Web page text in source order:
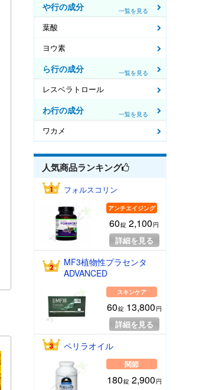
や行の成分 一覧を見る
葉酸
ヨウ素
ら行の成分 一覧を見る
レスベラトロール
わ行の成分 一覧を見る
ワカメ
人気商品ランキング
フォルスコリン
アンチエイジング
60錠 2,100 円
詳細を見る
MF3植物性プラセンタ
ADVANCED
スキンケア
60錠13,800 円
詳細を見る
ペリラオイル
関節
180錠2,900 円